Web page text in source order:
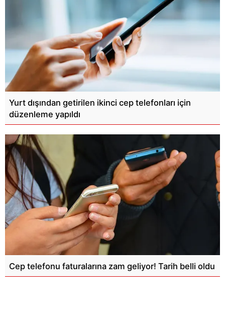
Yurt dışından getirilen ikinci cep telefonları için
düzenleme yapıldı
Cep telefonu faturalarına zam geliyor! Tarih belli oldu